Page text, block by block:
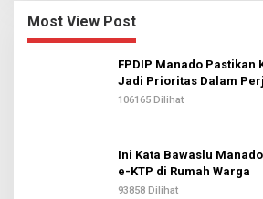
Most View Post
FPDIP Manado Pastikan
Jadi Prioritas Dalam
106165 Dilihat
Ini Kata Bawaslu
e-KTP di Rumah Warga
93858 Dilihat